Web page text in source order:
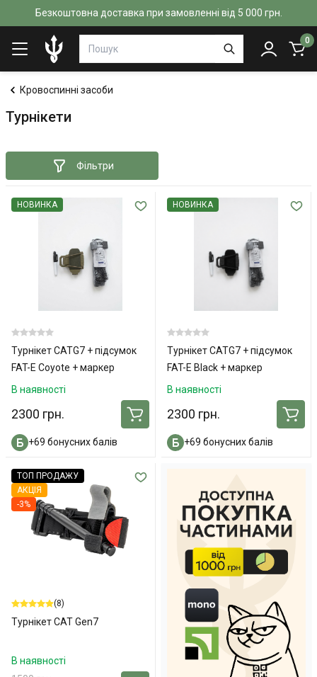
Безкоштовна доставка при замовленні від 5 000 грн.
0
Кровоспинні засоби
Турнікети
Фільтри
НОВИНКА
Турнікет CATG7 + підсумок
FAT-E Coyote + маркер
В наявності
2300 грн.
+69 бонусних балів
НОВИНКА
Турнікет CATG7 + підсумок
FAT-E Black + маркер
В наявності
2300 грн.
+69 бонусних балів
ТОП ПРОДАЖУ
АКЦІЯ
-3%
(8)
Турнікет CAT Gen7
В наявності